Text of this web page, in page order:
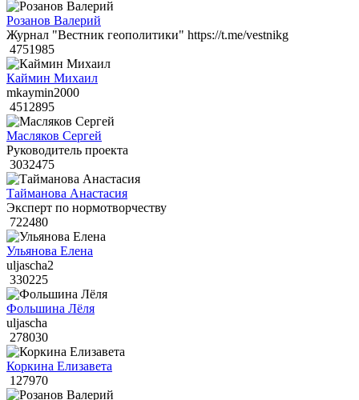
Розанов Валерий
Журнал "Вестник геополитики" https://t.me/vestnikg
4751985
Каймин Михаил
mkaymin2000
4512895
Масляков Сергей
Руководитель проекта
3032475
Тайманова Анастасия
Эксперт по нормотворчеству
722480
Ульянова Елена
uljascha2
330225
Фольшина Лёля
uljascha
278030
Коркина Елизавета
127970